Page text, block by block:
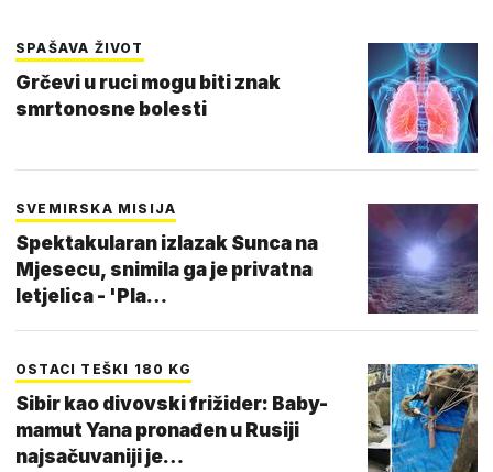
SPAŠAVA ŽIVOT
Grčevi u ruci mogu biti znak
smrtonosne bolesti
SVEMIRSKA MISIJA
Spektakularan izlazak Sunca na
Mjesecu, snimila ga je privatna
letjelica - 'Pla…
OSTACI TEŠKI 180 KG
Sibir kao divovski frižider: Baby-
mamut Yana pronađen u Rusiji
najsačuvaniji je…